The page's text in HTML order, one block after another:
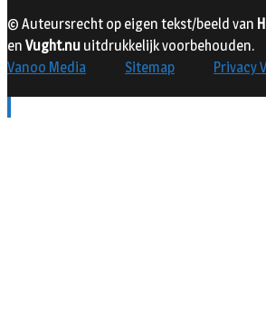
© Auteursrecht op eigen tekst/beeld van
en Vught.nu uitdrukkelijk voorbehouden.
Vanoo Media
Sitemap Privacy